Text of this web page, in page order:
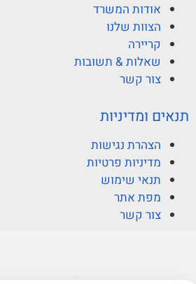
אודות המשרד
הצוות שלנו
קריירה
שאלות & תשובות
צור קשר
תנאים ומדיניות
הצהרת נגישות
מדיניות פרטיות
תנאי שימוש
מפת אתר
צור קשר